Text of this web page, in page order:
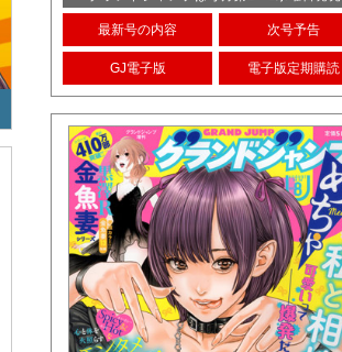
最新号の内容 次号予告
GJ電子版 電子版定期購読